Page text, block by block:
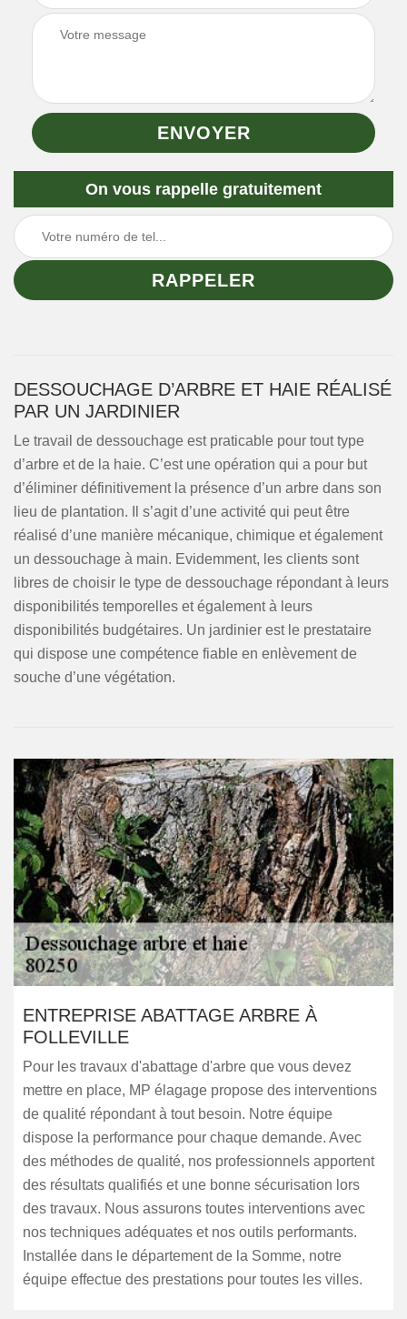
On vous rappelle gratuitement
DESSOUCHAGE D’ARBRE ET HAIE RÉALISÉ
PAR UN JARDINIER
Le travail de dessouchage est praticable pour tout type
d’arbre et de la haie. C’est une opération qui a pour but
d’éliminer définitivement la présence d’un arbre dans son
lieu de plantation. Il s’agit d’une activité qui peut être
réalisé d’une manière mécanique, chimique et également
un dessouchage à main. Evidemment, les clients sont
libres de choisir le type de dessouchage répondant à leurs
disponibilités temporelles et également à leurs
disponibilités budgétaires. Un jardinier est le prestataire
qui dispose une compétence fiable en enlèvement de
souche d’une végétation.
ENTREPRISE ABATTAGE ARBRE À
FOLLEVILLE
Pour les travaux d'abattage d'arbre que vous devez
mettre en place, MP élagage propose des interventions
de qualité répondant à tout besoin. Notre équipe
dispose la performance pour chaque demande. Avec
des méthodes de qualité, nos professionnels apportent
des résultats qualifiés et une bonne sécurisation lors
des travaux. Nous assurons toutes interventions avec
nos techniques adéquates et nos outils performants.
Installée dans le département de la Somme, notre
équipe effectue des prestations pour toutes les villes.